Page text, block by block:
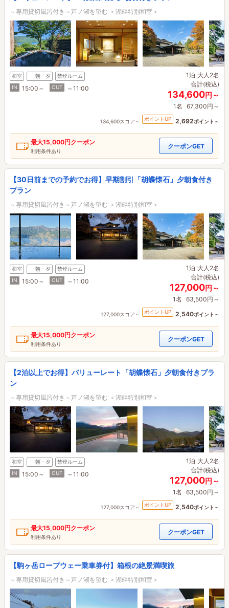
～専用貸切風呂付き～芦ノ湖を望む ＜湖畔特別和室＞
和室 朝・夕
禁煙ルーム
IN
15:00～ OUT ～11:00
1泊 大人2名
合計(税込)
134,600円～
1名 67,300円～
134,600スコア～ ポイントUP 2,692ポイント～
最大15,000円クーポン
利用条件あり
クーポンGET
【30日前までの予約でお得】早期割引「胡蝶懐石」夕朝食付き
プラン
～専用貸切風呂付き～芦ノ湖を望む ＜湖畔特別和室＞
和室 朝・夕
禁煙ルーム
IN
15:00～ OUT ～11:00
1泊 大人2名
合計(税込)
127,000円～
1名 63,500円～
127,000スコア～ ポイントUP 2,540ポイント～
最大15,000円クーポン
利用条件あり
クーポンGET
【2泊以上でお得】バリューレート「胡蝶懐石」夕朝食付きプラ
ン
～専用貸切風呂付き～芦ノ湖を望む ＜湖畔特別和室＞
和室 朝・夕
禁煙ルーム
IN
15:00～ OUT ～11:00
1泊 大人2名
合計(税込)
127,000円～
1名 63,500円～
127,000スコア～ ポイントUP 2,540ポイント～
最大15,000円クーポン
利用条件あり
クーポンGET
【駒ヶ岳ロープウェー乗車券付】箱根の絶景満喫旅
～専用貸切風呂付き～芦ノ湖を望む ＜湖畔特別和室＞